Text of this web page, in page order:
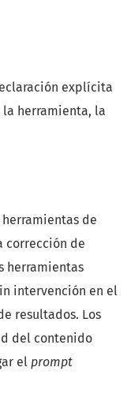
explícita
la herramienta, la
de
corrección de
herramientas
intervención en el
resultados. Los
del contenido
el prompt